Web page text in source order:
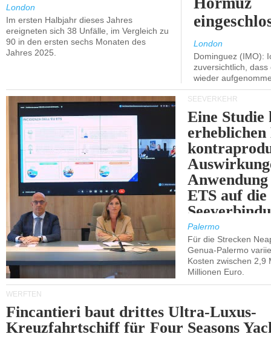
London
Im ersten Halbjahr dieses Jahres
ereigneten sich 38 Unfälle, im Vergleich zu
90 in den ersten sechs Monaten des
Jahres 2025.
London
Dominguez (IMO):
zuversichtlich,
wieder
SEEVERKEHR
Eine Studie
ETS auf die
Palermo
Für die Strecken
Genua-Palermo
Kosten zwischen 2,9
Millionen Euro.
WERFTEN
Fincantieri baut drittes Ultra-Luxus-
Kreuzfahrtschiff für Four Seasons